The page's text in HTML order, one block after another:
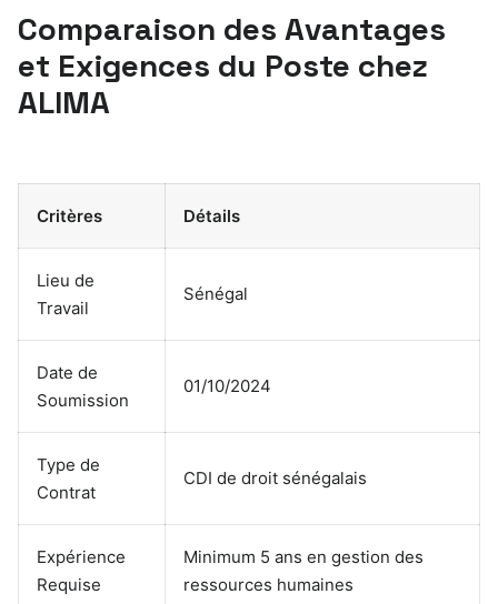
Comparaison des Avantages
et Exigences du Poste chez
ALIMA
Critères Détails
Lieu de
Travail
Sénégal
Date de
Soumission
01/10/2024
Type de
Contrat
CDI de droit sénégalais
Expérience
Requise
Minimum 5 ans en gestion des
ressources humaines